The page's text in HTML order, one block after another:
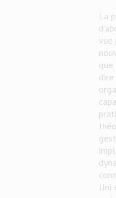
La
vue
que
dire
Uni